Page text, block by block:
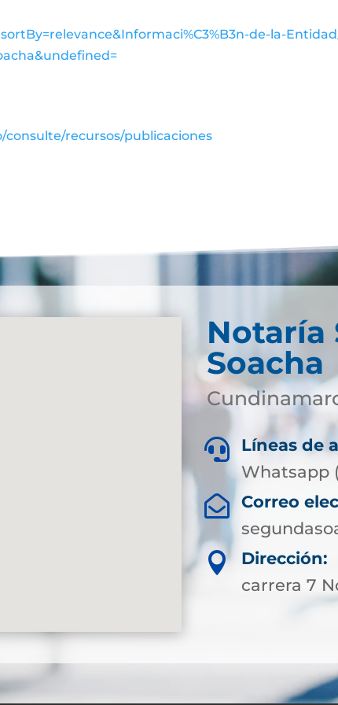
de-la-
recursos/publicaciones
Notaría
Soacha

Líneas de
Whatsapp

Correo

Dirección:
carrera 7